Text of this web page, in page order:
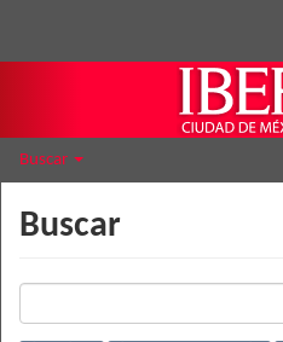
Buscar
Buscar